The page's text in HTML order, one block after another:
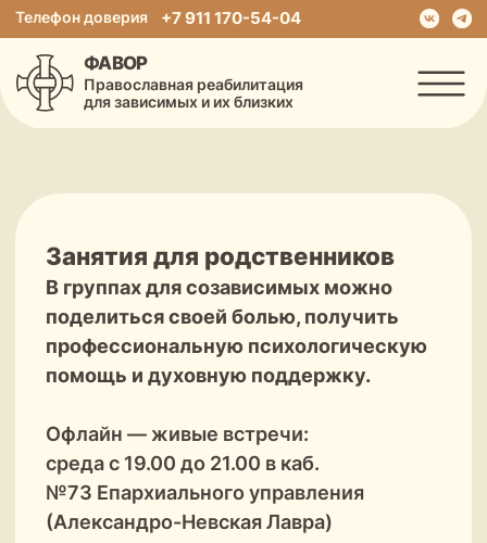
Телефон доверия +7 911 170-54-04
Православная реабилитация
для зависимых и их близких
профессиональную психологическую
помощь и духовную поддержку.
Офлайн — живые встречи:
среда с 19.00 до 21.00 в каб.
№73 Епархиального управления
(Александро-Невская Лавра)
в Zoom):
понедельник, вторник, среда, четверг,
пятница с 19.00 до 21.00
суббота с 12.00 до 14.00